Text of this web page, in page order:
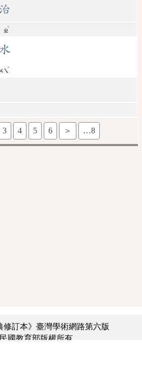
ㄓ
ˋ
ㄟ
ˇ
3 4 5 6 ＞ …8
修訂本》臺灣學術網路第六版
國教育部版權所有